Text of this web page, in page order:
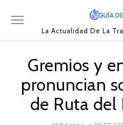
La Actualidad De La
Gremios y
pronuncian
de Ruta del